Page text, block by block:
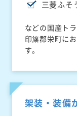
三菱ふそ
などの国産ト
印旛郡栄町に
す。
架装・装備